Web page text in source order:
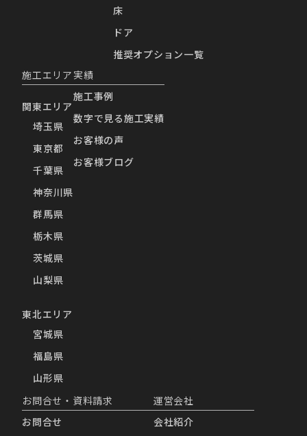
床
ドア
推奨オプション一覧
施工エリア
関東エリア
埼玉県
東京都
千葉県
神奈川県
群馬県
栃木県
茨城県
山梨県
東北エリア
宮城県
福島県
山形県
実績
施工事例
数字で見る施工実績
お客様の声
お客様ブログ
お問合せ・資料請求
お問合せ
運営会社
会社紹介